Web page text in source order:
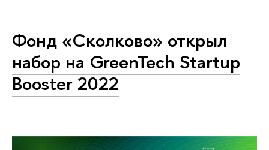
Фонд «Сколково» открыл
набор на GreenTech Startup
Booster 2022